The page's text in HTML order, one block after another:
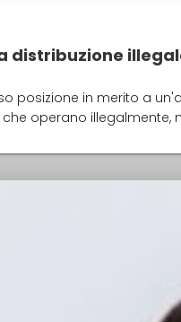
distribuzione
posizione in merito a
che operano